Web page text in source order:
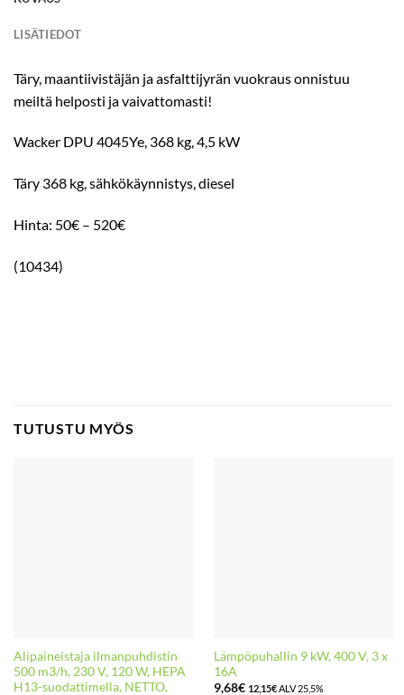
LISÄTIEDOT
Täry, maantiivistäjän ja asfalttijyrän vuokraus onnistuu
meiltä helposti ja vaivattomasti!
Wacker DPU 4045Ye, 368 kg, 4,5 kW
Täry 368 kg, sähkökäynnistys, diesel
Hinta: 50€ – 520€
(10434)
TUTUSTU MYÖS
Alipaineistaja ilmanpuhdistin
500 m3/h, 230 V, 120 W, HEPA
H13-suodattimella, NETTO,
Lämpöpuhallin 9 kW, 400 V, 3 x
16A
9,68€ 12,15€ALV 25,5%